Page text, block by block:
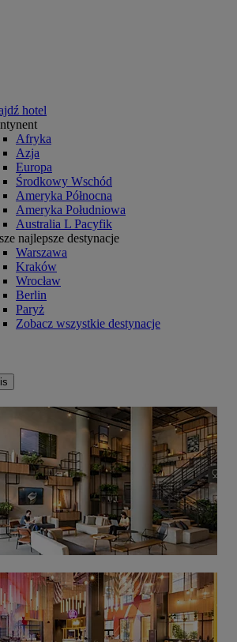
hotel
Afryka
Azja
Europa
Środkowy Wschód
Ameryka Północna
Ameryka Południowa
Australia L Pacyfik
najlepsze destynacje
Warszawa
Kraków
Wrocław
Berlin
Paryż
Zobacz wszystkie destynacje